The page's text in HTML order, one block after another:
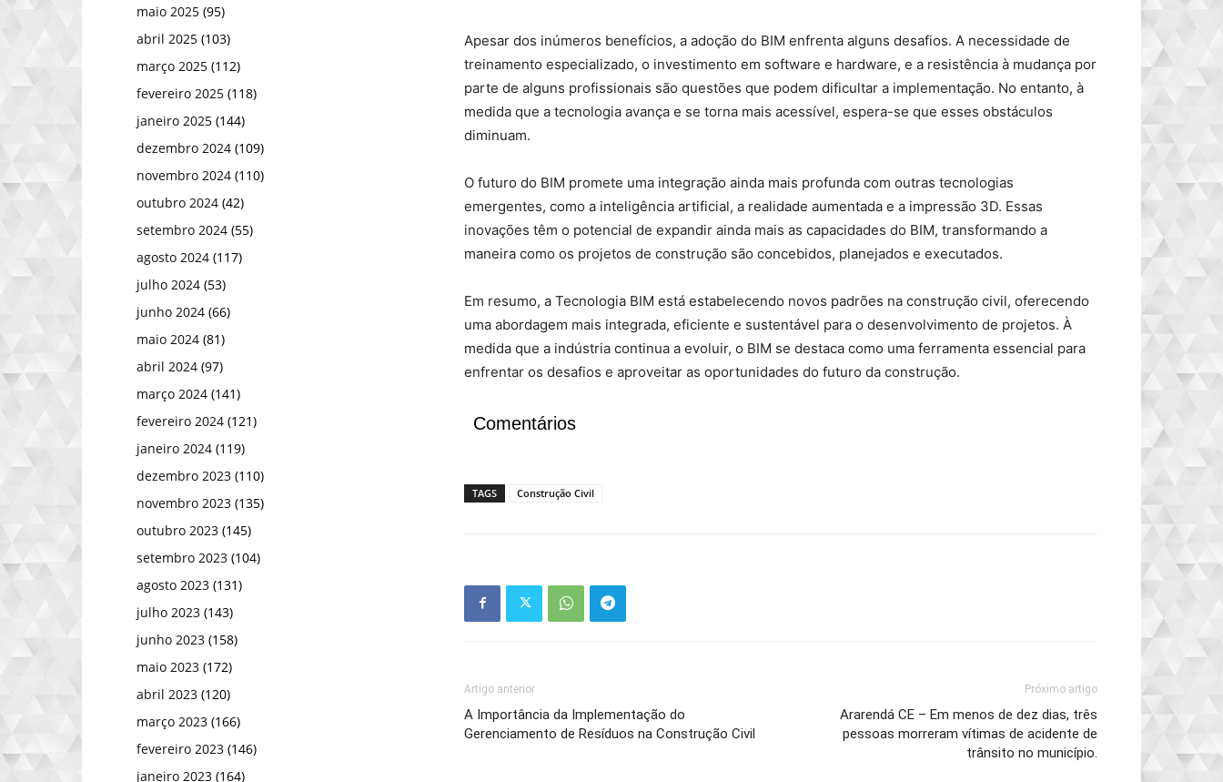
Apesar dos inúmeros benefícios, a adoção do BIM enfrenta alguns desafios. A necessidade de
treinamento especializado, o investimento em software e hardware, e a resistência à mudança por
parte de alguns profissionais são questões que podem dificultar a implementação. No entanto, à
medida que a tecnologia avança e se torna mais acessível, espera-se que esses obstáculos
diminuam.
O futuro do BIM promete uma integração ainda mais profunda com outras tecnologias
emergentes, como a inteligência artificial, a realidade aumentada e a impressão 3D. Essas
inovações têm o potencial de expandir ainda mais as capacidades do BIM, transformando a
maneira como os projetos de construção são concebidos, planejados e executados.
Em resumo, a Tecnologia BIM está estabelecendo novos padrões na construção civil, oferecendo
uma abordagem mais integrada, eficiente e sustentável para o desenvolvimento de projetos. À
medida que a indústria continua a evoluir, o BIM se destaca como uma ferramenta essencial para
enfrentar os desafios e aproveitar as oportunidades do futuro da construção.
Comentários
TAGS Construção Civil
Artigo anterior
A Importância da Implementação do
Gerenciamento de Resíduos na Construção Civil
Próximo artigo
Ararendá CE – Em menos de dez dias, três
pessoas morreram vítimas de acidente de
trânsito no município.
maio 2025 (95)
abril 2025 (103)
março 2025 (112)
fevereiro 2025 (118)
janeiro 2025 (144)
dezembro 2024 (109)
novembro 2024 (110)
outubro 2024 (42)
setembro 2024 (55)
agosto 2024 (117)
julho 2024 (53)
junho 2024 (66)
maio 2024 (81)
abril 2024 (97)
março 2024 (141)
fevereiro 2024 (121)
janeiro 2024 (119)
dezembro 2023 (110)
novembro 2023 (135)
outubro 2023 (145)
setembro 2023 (104)
agosto 2023 (131)
julho 2023 (143)
junho 2023 (158)
maio 2023 (172)
abril 2023 (120)
março 2023 (166)
fevereiro 2023 (146)
janeiro 2023 (164)